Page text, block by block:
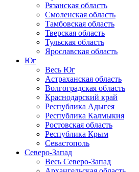
Рязанская область
Смоленская область
Тамбовская область
Тверская область
Тульская область
Ярославская область
Юг
Весь Юг
Астраханская область
Волгоградская область
Краснодарский край
Республика Адыгея
Республика Калмыкия
Ростовская область
Республика Крым
Севастополь
Северо-Запад
Весь Северо-Запад